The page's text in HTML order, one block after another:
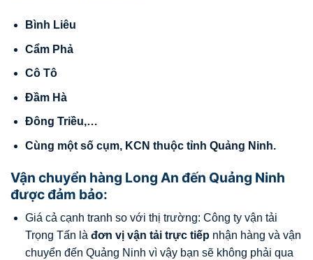
Bình Liêu
Cẩm Phả
Cô Tô
Đầm Hà
Đông Triều,…
Cùng một số cụm, KCN thuộc tỉnh Quảng Ninh.
Vận chuyển hàng Long An đến Quảng Ninh
được đảm bảo:
Giá cả cạnh tranh so với thị trường: Công ty vận tải
Trọng Tấn là đơn vị vận tải trực tiếpnhận hàng và vận
chuyển đến Quảng Ninh vì vậy bạn sẽ không phải qua